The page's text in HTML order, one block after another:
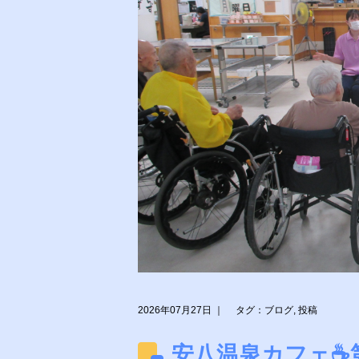
2026年07月27日 ｜ タグ：ブログ, 投稿